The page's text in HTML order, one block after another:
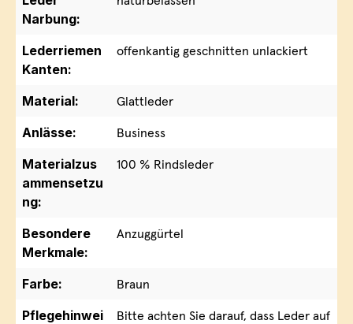
Narbung:
Lederriemen
Kanten:
offenkantig geschnitten unlackiert
Material:
Glattleder
Anlässe:
Business
Materialzus
ammensetzu
ng:
100 % Rindsleder
Besondere
Merkmale:
Anzuggürtel
Farbe:
Braun
Pflegehinwei
Bitte achten Sie darauf, dass Leder auf